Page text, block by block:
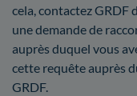
cela, contactez GRDF
une demande de
auprès duquel vous
cette requête auprès
GRDF.